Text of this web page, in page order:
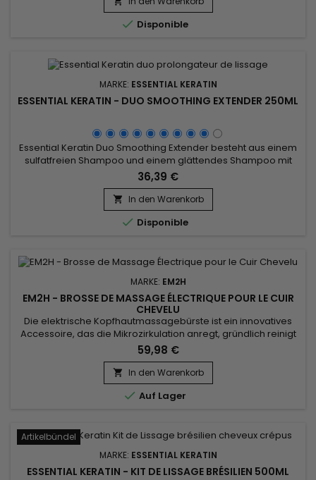
Treatment Frizz effektiv und stärkt die Haarfaser, um
Haarbruch zu verhindern....
 Disponible
MARKE: ESSENTIAL KERATIN
ESSENTIAL KERATIN - DUO SMOOTHING EXTENDER 250ML
Essential Keratin Duo Smoothing Extender besteht aus einem
sulfatfreien Shampoo und einem glättendes Shampoo mit
Keratin und Seidenprotein.&nbsp; Glättung Verlängerung
Behandlung, Essential Keratin Duo verstärkt die Wirkung der
Glättung, schützt und pflegt das Haar.&nbsp; Reich an 10 Ölen
und Keratin, es akzentuiert die Auswirkungen der Glättung,
das...
36,39 €
 In den Warenkorb
 Disponible
MARKE: EM2H
EM2H - BROSSE DE MASSAGE ÉLECTRIQUE POUR LE CUIR
CHEVELU
Die elektrische Kopfhautmassagebürste ist ein innovatives
Accessoire, das die Mikrozirkulation anregt, gründlich reinigt
und für tiefe Entspannung der Kopfhaut sorgt. Durch ihre
elektrischen Vibrationen wird die Durchblutung aktiviert, die
Nährstoffversorgung der Haarwurzeln gefördert und das
Haarwachstum gestärkt. Sie entfernt überschüssigen Talg,...
59,98 €
 In den Warenkorb
 Auf Lager
Artikelbündel
MARKE: ESSENTIAL KERATIN
ESSENTIAL KERATIN - KIT DE LISSAGE BRÉSILIEN 500ML